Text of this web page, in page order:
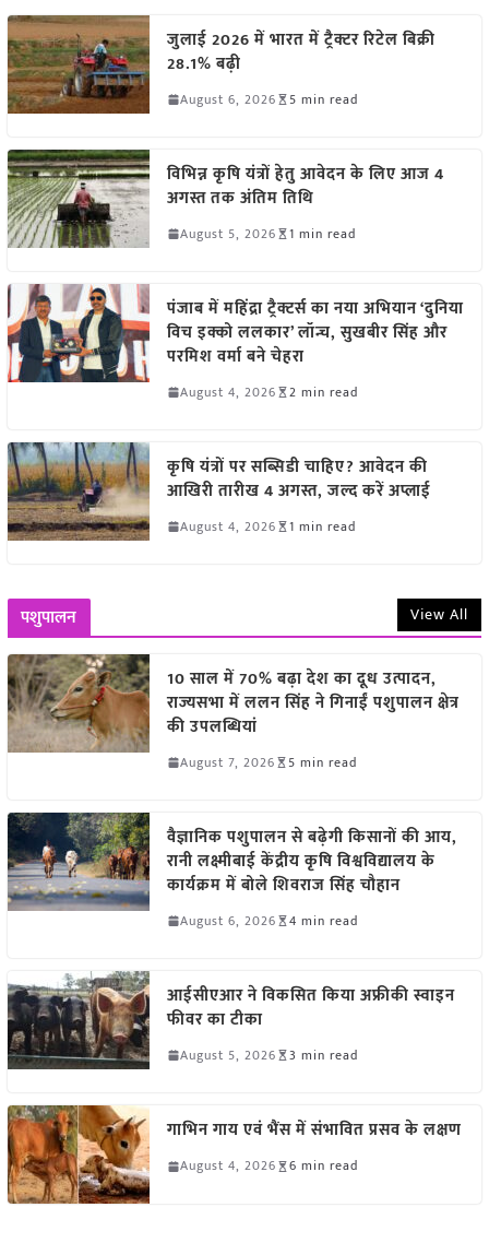
जुलाई 2026 में भारत में ट्रैक्टर रिटेल बिक्री
28.1% बढ़ी
August 6, 2026 5 min read
विभिन्न कृषि यंत्रों हेतु आवेदन के लिए आज 4
अगस्त तक अंतिम तिथि
August 5, 2026 1 min read
पंजाब में महिंद्रा ट्रैक्टर्स का नया अभियान ‘दुनिया
विच इक्को ललकार’ लॉन्च, सुखबीर सिंह और
परमिश वर्मा बने चेहरा
August 4, 2026 2 min read
कृषि यंत्रों पर सब्सिडी चाहिए? आवेदन की
आखिरी तारीख 4 अगस्त, जल्द करें अप्लाई
August 4, 2026 1 min read
पशुपालन View All
10 साल में 70% बढ़ा देश का दूध उत्पादन,
राज्यसभा में ललन सिंह ने गिनाईं पशुपालन क्षेत्र
की उपलब्धियां
August 7, 2026 5 min read
वैज्ञानिक पशुपालन से बढ़ेगी किसानों की आय,
रानी लक्ष्मीबाई केंद्रीय कृषि विश्वविद्यालय के
कार्यक्रम में बोले शिवराज सिंह चौहान
August 6, 2026 4 min read
आईसीएआर ने विकसित किया अफ्रीकी स्वाइन
फीवर का टीका
August 5, 2026 3 min read
गाभिन गाय एवं भैंस में संभावित प्रसव के लक्षण
August 4, 2026 6 min read